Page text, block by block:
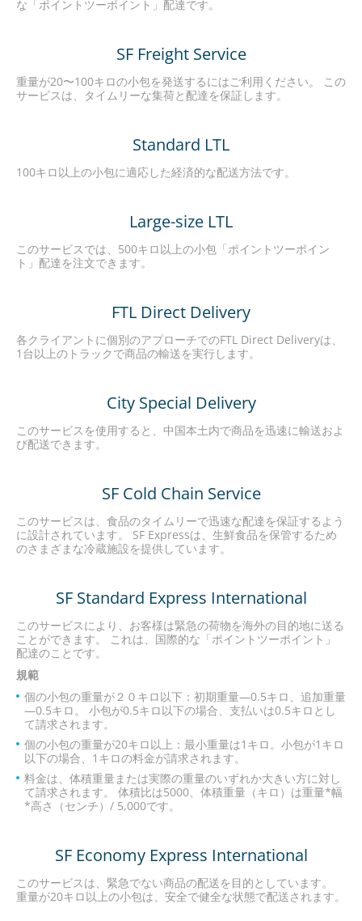
な「ポイントツーポイント」配達です。
SF Freight Service
重量が20〜100キロの小包を発送するにはご利用ください。 この
サービスは、タイムリーな集荷と配達を保証します。
Standard LTL
100キロ以上の小包に適応した経済的な配送方法です。
Large-size LTL
このサービスでは、500キロ以上の小包「ポイントツーポイン
ト」配達を注文できます。
FTL Direct Delivery
各クライアントに個別のアプローチでのFTL Direct Deliveryは、
1台以上のトラックで商品の輸送を実行します。
City Special Delivery
このサービスを使用すると、中国本土内で商品を迅速に輸送およ
び配送できます。
SF Cold Chain Service
このサービスは、食品のタイムリーで迅速な配達を保証するよう
に設計されています。 SF Expressは、生鮮食品を保管するため
のさまざまな冷蔵施設を提供しています。
SF Standard Express International
このサービスにより、お客様は緊急の荷物を海外の目的地に送る
ことができます。 これは、国際的な「ポイントツーポイント」
配達のことです。
規範
個の小包の重量が２０キロ以下：初期重量―0.5キロ、追加重量
―0.5キロ。 小包が0.5キロ以下の場合、支払いは0.5キロとし
て請求されます。
個の小包の重量が20キロ以上：最小重量は1キロ。小包が1キロ
以下の場合、1キロの料金が請求されます。
料金は、体積重量または実際の重量のいずれか大きい方に対し
て請求されます。 体積比は5000、体積重量（キロ）は重量*幅
*高さ（センチ）/ 5,000です。
SF Economy Express International
このサービスは、緊急でない商品の配送を目的としています。
重量が20キロ以上の小包は、安全で健全な状態で配送されます。